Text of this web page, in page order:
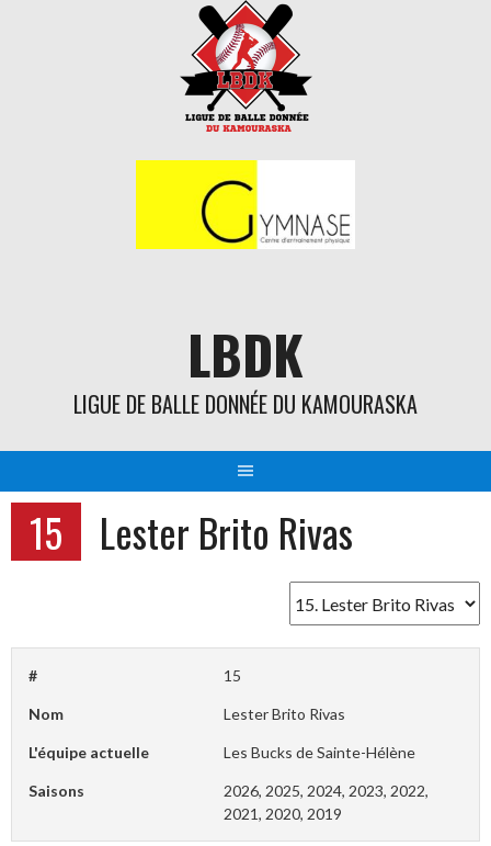
LBDK
LIGUE DE BALLE DONNÉE DU KAMOURASKA
15 Lester Brito Rivas
# 15
Nom Lester Brito Rivas
L'équipe actuelle Les Bucks de Sainte-Hélène
Saisons
2026, 2025, 2024, 2023, 2022,
2021, 2020, 2019